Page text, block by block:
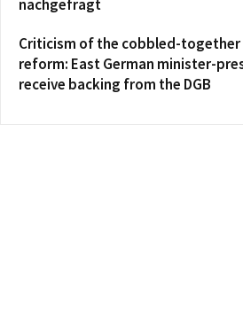
nachgefragt
Criticism of the cobbled-together
reform: East German minister-
receive backing from the DGB